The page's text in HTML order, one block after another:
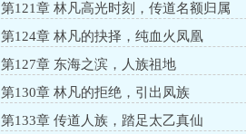
第121章 林凡高光时刻，传道名额归属
第124章 林凡的抉择，纯血火凤凰
第127章 东海之滨，人族祖地
第130章 林凡的拒绝，引出凤族
第133章 传道人族，踏足太乙真仙